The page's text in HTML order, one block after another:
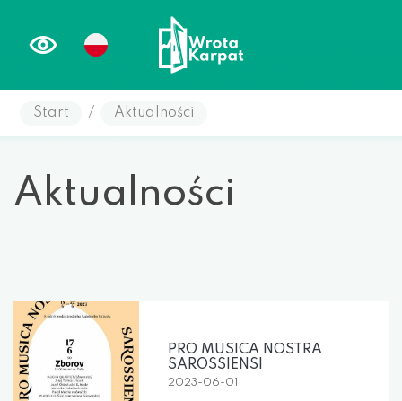
Start / Aktualności
Aktualności
PRO MUSICA NOSTRA
SAROSSIENSI
2023-06-01